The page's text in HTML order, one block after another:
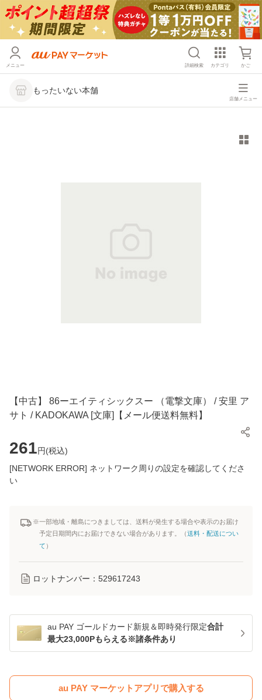
メニュー 詳細検索 カテゴリ かご
もったいない本舗
店舗メニュー
【中古】 86ーエイティシックスー （電撃文庫） / 安里 ア
サト / KADOKAWA [文庫]【メール便送料無料】
261円(税込)
[NETWORK ERROR] ネットワーク周りの設定を確認してくださ
い
※一部地域・離島につきましては、送料が発生する場合や表示のお届け
予定日期間内にお届けできない場合があります。（送料・配送につい
て ）
ロットナンバー： 529617243
au PAY ゴールドカード新規＆即時発行限定合計
最大23,000Pもらえる※諸条件あり
au PAY マーケットアプリで購入する